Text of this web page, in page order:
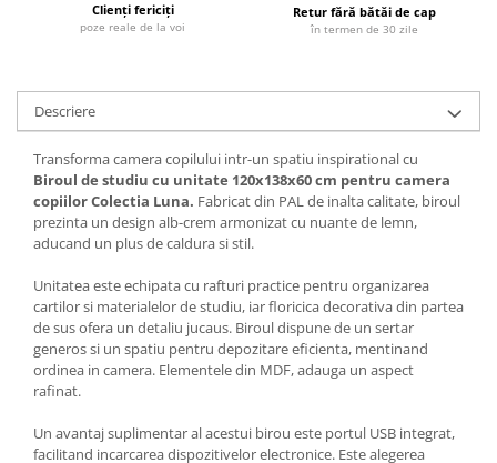
Clienți fericiți
poze reale de la voi
Retur fără bătăi de cap
în termen de 30 zile
Descriere
Transforma camera copilului intr-un spatiu inspirational cu
Biroul de studiu cu unitate 120x138x60 cm pentru camera
copiilor Colectia Luna. Fabricat din PAL de inalta calitate, biroul
prezinta un design alb-crem armonizat cu nuante de lemn,
aducand un plus de caldura si stil.
Unitatea este echipata cu rafturi practice pentru organizarea
cartilor si materialelor de studiu, iar floricica decorativa din partea
de sus ofera un detaliu jucaus. Biroul dispune de un sertar
generos si un spatiu pentru depozitare eficienta, mentinand
ordinea in camera. Elementele din MDF, adauga un aspect
rafinat.
Un avantaj suplimentar al acestui birou este portul USB integrat,
facilitand incarcarea dispozitivelor electronice. Este alegerea